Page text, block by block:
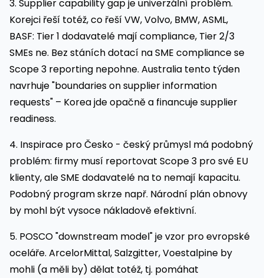
3. Supplier capability gap je univerzální problém.
Korejci řeší totéž, co řeší VW, Volvo, BMW, ASML,
BASF: Tier 1 dodavatelé mají compliance, Tier 2/3
SMEs ne. Bez stáních dotací na SME compliance se
Scope 3 reporting nepohne. Australia tento týden
navrhuje "boundaries on supplier information
requests" – Korea jde opačně a financuje supplier
readiness.
4. Inspirace pro Česko - český průmysl má podobný
problém: firmy musí reportovat Scope 3 pro své EU
klienty, ale SME dodavatelé na to nemají kapacitu.
Podobný program skrze např. Národní plán obnovy
by mohl být vysoce nákladově efektivní.
5. POSCO "downstream model" je vzor pro evropské
oceláře. ArcelorMittal, Salzgitter, Voestalpine by
mohli (a měli by) dělat totéž, tj. pomáhat